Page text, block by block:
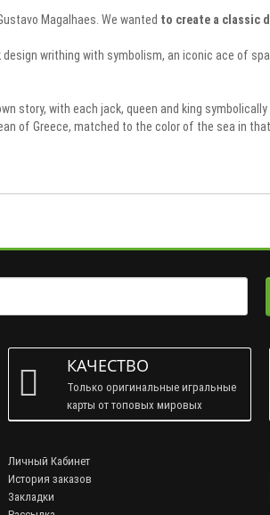
Magalhaes. We wanted to create a classic
writhing with symbolism, an iconic ace of
story, with each jack, queen and king symbolically
of Greece, matched to the color of the sea in
КАЧЕСТВО
Только оригинальные игральные
карты от топовых мировых
брендов!
Личный Кабинет
История заказов
Закладки